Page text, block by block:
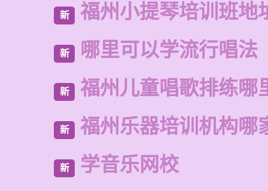
新 福州小提琴培训班地
新 哪里可以学流行唱法
新 福州儿童唱歌排练哪
新 福州乐器培训机构哪
新 学音乐网校